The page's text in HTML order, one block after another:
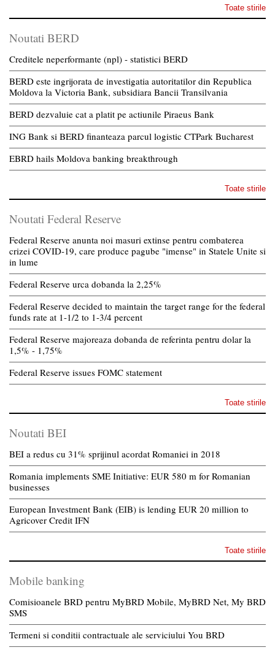
Toate stirile
Noutati BERD
Creditele neperformante (npl) - statistici BERD
BERD este ingrijorata de investigatia autoritatilor din Republica
Moldova la Victoria Bank, subsidiara Bancii Transilvania
BERD dezvaluie cat a platit pe actiunile Piraeus Bank
ING Bank si BERD finanteaza parcul logistic CTPark Bucharest
EBRD hails Moldova banking breakthrough
Toate stirile
Noutati Federal Reserve
Federal Reserve anunta noi masuri extinse pentru combaterea
crizei COVID-19, care produce pagube "imense" in Statele Unite si
in lume
Federal Reserve urca dobanda la 2,25%
Federal Reserve decided to maintain the target range for the federal
funds rate at 1-1/2 to 1-3/4 percent
Federal Reserve majoreaza dobanda de referinta pentru dolar la
1,5% - 1,75%
Federal Reserve issues FOMC statement
Toate stirile
Noutati BEI
BEI a redus cu 31% sprijinul acordat Romaniei in 2018
Romania implements SME Initiative: EUR 580 m for Romanian
businesses
European Investment Bank (EIB) is lending EUR 20 million to
Agricover Credit IFN
Toate stirile
Mobile banking
Comisioanele BRD pentru MyBRD Mobile, MyBRD Net, My BRD
SMS
Termeni si conditii contractuale ale serviciului You BRD